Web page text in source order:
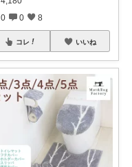
0 0 8
コレ いいね